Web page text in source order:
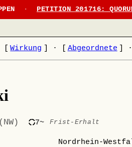
· PETITION 201716:
Wirkung · Abgeordnete ·
7~ Frist-Erhalt
Nordrhein-